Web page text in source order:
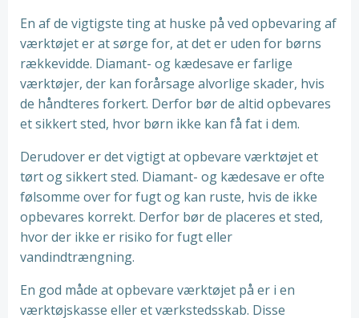
En af de vigtigste ting at huske på ved opbevaring af
værktøjet er at sørge for, at det er uden for børns
rækkevidde. Diamant- og kædesave er farlige
værktøjer, der kan forårsage alvorlige skader, hvis
de håndteres forkert. Derfor bør de altid opbevares
et sikkert sted, hvor børn ikke kan få fat i dem.
Derudover er det vigtigt at opbevare værktøjet et
tørt og sikkert sted. Diamant- og kædesave er ofte
følsomme over for fugt og kan ruste, hvis de ikke
opbevares korrekt. Derfor bør de placeres et sted,
hvor der ikke er risiko for fugt eller
vandindtrængning.
En god måde at opbevare værktøjet på er i en
værktøjskasse eller et værkstedsskab. Disse